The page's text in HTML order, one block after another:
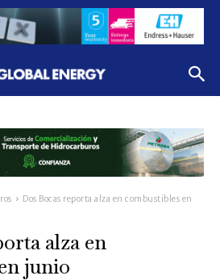
Dos Bocas reporta alza en combustibles en
alza en
junio